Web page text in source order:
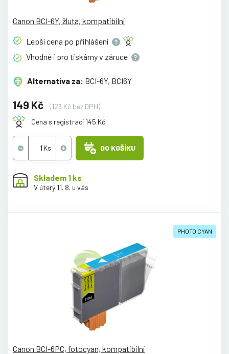
Canon BCI-6Y, žlutá, kompatibilní
Lepší cena po přihlášení
Vhodné i pro tiskárny v záruce
Alternativa za: BCI-6Y, BCI6Y
149 Kč
(123 Kč bez DPH)
Cena s registrací 145 Kč
DO KOŠÍKU
Skladem 1 ks
V úterý 11. 8. u vás
PHOTO CYAN
Canon BCI-6PC, fotocyan, kompatibilní